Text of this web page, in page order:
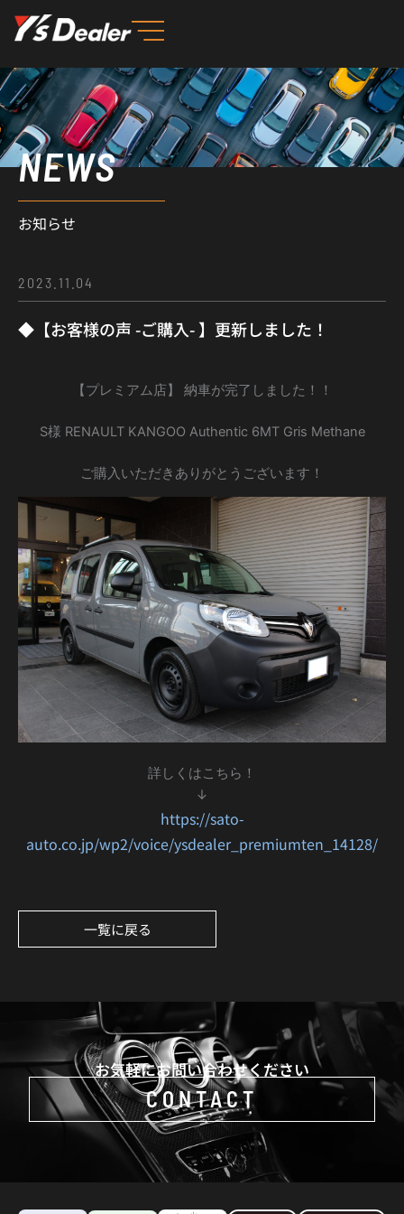
を
ス
キ
ッ
プ NEWS
お知らせ
2023.11.04
◆【お客様の声 -ご購入- 】更新しました！
【プレミアム店】 納車が完了しました！！
S様 RENAULT KANGOO Authentic 6MT Gris Methane
ご購入いただきありがとうございます！
詳しくはこちら！
↓
https://sato-
auto.co.jp/wp2/voice/ysdealer_premiumten_14128/
一覧に戻る
お気軽にお問い合わせください
CONTACT